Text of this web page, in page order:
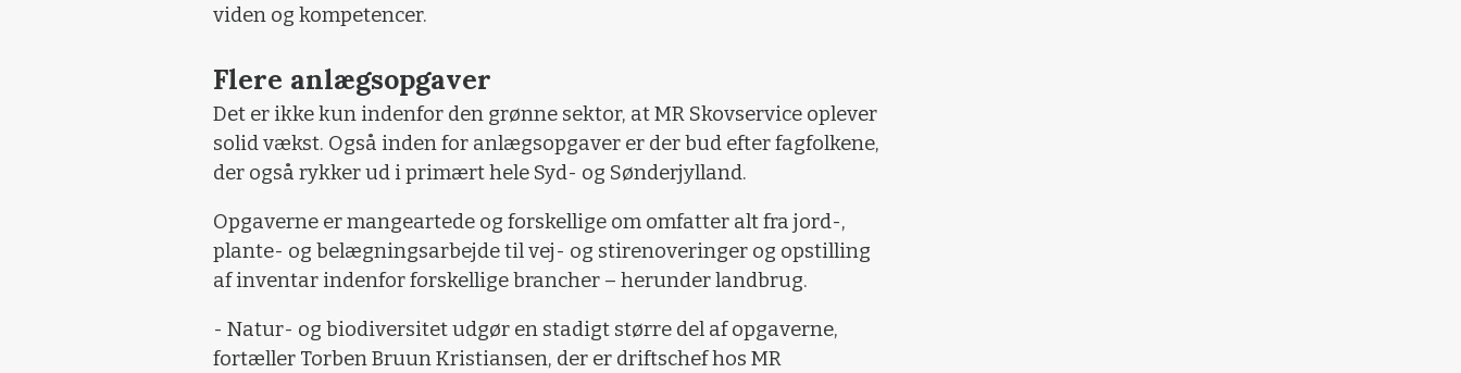
viden og kompetencer.
Flere anlægsopgaver
Det er ikke kun indenfor den grønne sektor, at MR Skovservice oplever
solid vækst. Også inden for anlægsopgaver er der bud efter fagfolkene,
der også rykker ud i primært hele Syd- og Sønderjylland.
Opgaverne er mangeartede og forskellige om omfatter alt fra jord-,
plante- og belægningsarbejde til vej- og stirenoveringer og opstilling
af inventar indenfor forskellige brancher – herunder landbrug.
- Natur- og biodiversitet udgør en stadigt større del af opgaverne,
fortæller Torben Bruun Kristiansen, der er driftschef hos MR